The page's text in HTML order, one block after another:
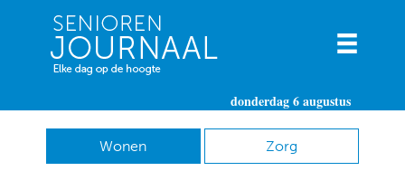
donderdag 6 augustus
Wonen Zorg